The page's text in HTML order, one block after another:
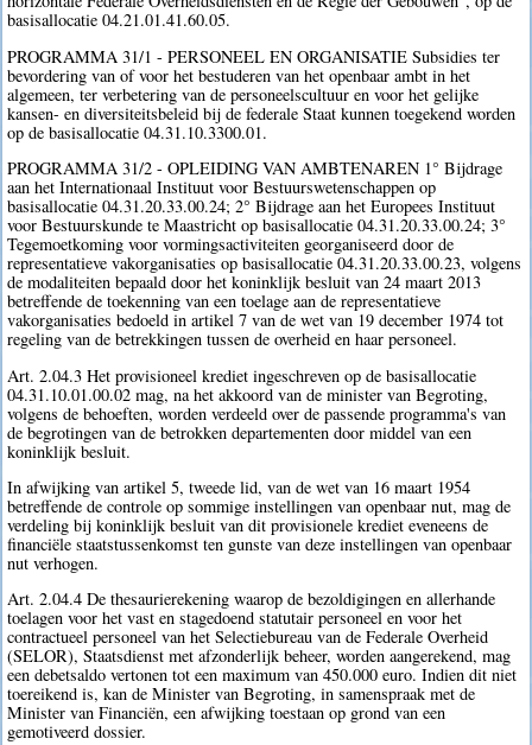
basisallocatie 04.21.01.41.60.05.
PROGRAMMA 31/1 - PERSONEEL EN ORGANISATIE Subsidies ter
bevordering van of voor het bestuderen van het openbaar ambt in het
algemeen, ter verbetering van de personeelscultuur en voor het gelijke
kansen- en diversiteitsbeleid bij de federale Staat kunnen toegekend worden
op de basisallocatie 04.31.10.3300.01.
PROGRAMMA 31/2 - OPLEIDING VAN AMBTENAREN 1° Bijdrage
aan het Internationaal Instituut voor Bestuurswetenschappen op
basisallocatie 04.31.20.33.00.24; 2° Bijdrage aan het Europees Instituut
voor Bestuurskunde te Maastricht op basisallocatie 04.31.20.33.00.24; 3°
Tegemoetkoming voor vormingsactiviteiten georganiseerd door de
representatieve vakorganisaties op basisallocatie 04.31.20.33.00.23, volgens
de modaliteiten bepaald door het koninklijk besluit van 24 maart 2013
betreffende de toekenning van een toelage aan de representatieve
vakorganisaties bedoeld in artikel 7 van de wet van 19 december 1974 tot
regeling van de betrekkingen tussen de overheid en haar personeel.
Art. 2.04.3 Het provisioneel krediet ingeschreven op de basisallocatie
04.31.10.01.00.02 mag, na het akkoord van de minister van Begroting,
volgens de behoeften, worden verdeeld over de passende programma's van
de begrotingen van de betrokken departementen door middel van een
koninklijk besluit.
In afwijking van artikel 5, tweede lid, van de wet van 16 maart 1954
betreffende de controle op sommige instellingen van openbaar nut, mag de
verdeling bij koninklijk besluit van dit provisionele krediet eveneens de
financiële staatstussenkomst ten gunste van deze instellingen van openbaar
nut verhogen.
Art. 2.04.4 De thesaurierekening waarop de bezoldigingen en allerhande
toelagen voor het vast en stagedoend statutair personeel en voor het
contractueel personeel van het Selectiebureau van de Federale Overheid
(SELOR), Staatsdienst met afzonderlijk beheer, worden aangerekend, mag
een debetsaldo vertonen tot een maximum van 450.000 euro. Indien dit niet
toereikend is, kan de Minister van Begroting, in samenspraak met de
Minister van Financiën, een afwijking toestaan op grond van een
gemotiveerd dossier.